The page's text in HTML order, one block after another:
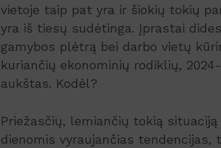
vietoje taip pat yra ir šiokių tokių
yra iš tiesų sudėtinga. Įprastai
gamybos plėtrą bei darbo vietų
kuriančių ekonominių rodiklių,
aukštas. Kodėl?
Priežasčių, lemiančių tokią
dienomis vyraujančias tendencijas,